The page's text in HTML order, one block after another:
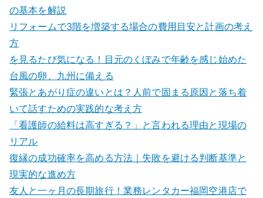
の基本を解説
リフォームで3階を増築する場合の費用目安と計画の考え
方
を見るたび気になる！目元のくぼみで年齢を感じ始めた
台風の卵、九州に備える
緊張とあがり症の違いとは？人前で固まる原因と落ち着
いて話すための実践的な考え方
「看護師の給料は高すぎる？」と言われる理由と現場の
リアル
復縁の成功確率を高める方法｜失敗を避ける判断基準と
現実的な進め方
友人と一ヶ月の長期旅行！業務レンタカー福岡空港店で